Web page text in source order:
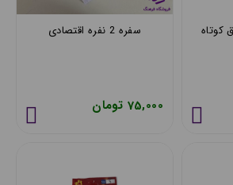
سفره 2 نفره اقتصادی
75,000 تومان